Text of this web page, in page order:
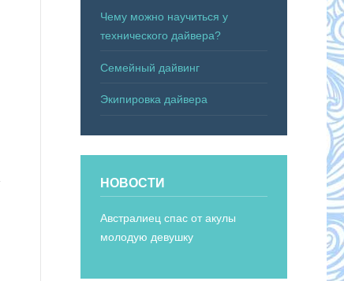
Чему можно научиться у
технического дайвера?
Семейный дайвинг
Экипировка дайвера
НОВОСТИ
Австралиец спас от акулы
молодую девушку